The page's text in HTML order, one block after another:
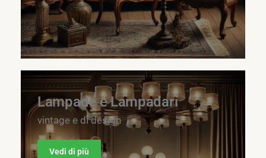
Lampade e Lampadari
vintage e di design
Vedi di più